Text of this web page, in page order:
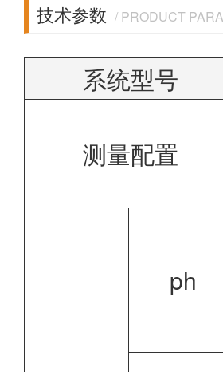
置，使用数量
水样完成多种
据分析。
证流速恒定、
据稳定。
技术参数 / PRODUCT
系统型号
测量配置
ph